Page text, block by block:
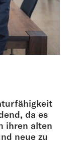
da es
ihren alten
neue zu